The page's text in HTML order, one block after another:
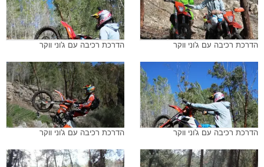
הדרכת רכיבה עם ג'וני ווקר הדרכת רכיבה עם ג'וני ווקר
הדרכת רכיבה עם ג'וני ווקר הדרכת רכיבה עם ג'וני ווקר